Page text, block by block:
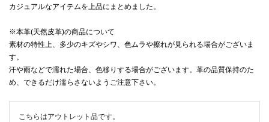
カジュアルなアイテムを上品にまとめました。
※本革(天然皮革)の商品について
素材の特性上、多少のキズやシワ、色ムラや擦れが見られる場合がございま
す。
汗や雨などで濡れた場合、色移りする場合がございます。革の品質保持のた
め、できるだけ濡らさないようご注意下さい。
こちらはアウトレット品です。